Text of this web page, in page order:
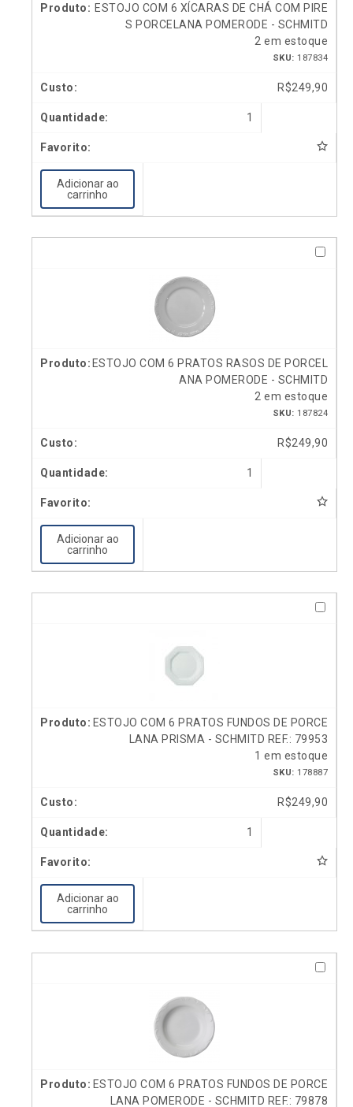
ESTOJO COM 6 XÍCARAS DE CHÁ COM PIRE
S PORCELANA POMERODE - SCHMITD
2 em estoque
SKU: 187834
R$249,90
1
Adicionar ao
carrinho
ESTOJO COM 6 PRATOS RASOS DE PORCEL
ANA POMERODE - SCHMITD
2 em estoque
SKU: 187824
R$249,90
1
Adicionar ao
carrinho
ESTOJO COM 6 PRATOS FUNDOS DE PORCE
LANA PRISMA - SCHMITD REF.: 79953
1 em estoque
SKU: 178887
R$249,90
1
Adicionar ao
carrinho
ESTOJO COM 6 PRATOS FUNDOS DE PORCE
LANA POMERODE - SCHMITD REF.: 79878